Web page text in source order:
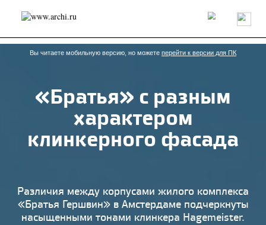
Россия Мир Технологии Интерьер Пресса
Архитекторы
Проекты
Конкурсы События Книги Вакансии
send.project Анонсы конкурсов
Блог
Исследование
Объект
Результаты конкурса
Репортаж
Рецензия Архитектура
Выставка
Иностранцы в России
Интерьер
Вы читаете мобильную версию, но можете перейти к версии для ПК
«Братья» с разным
характером
клинкерного фасада
Различия между корпусами жилого комплекса
«Братья Гершвин» в Амстердаме подчеркнуты
насыщенными тонами клинкера Hagemeister.